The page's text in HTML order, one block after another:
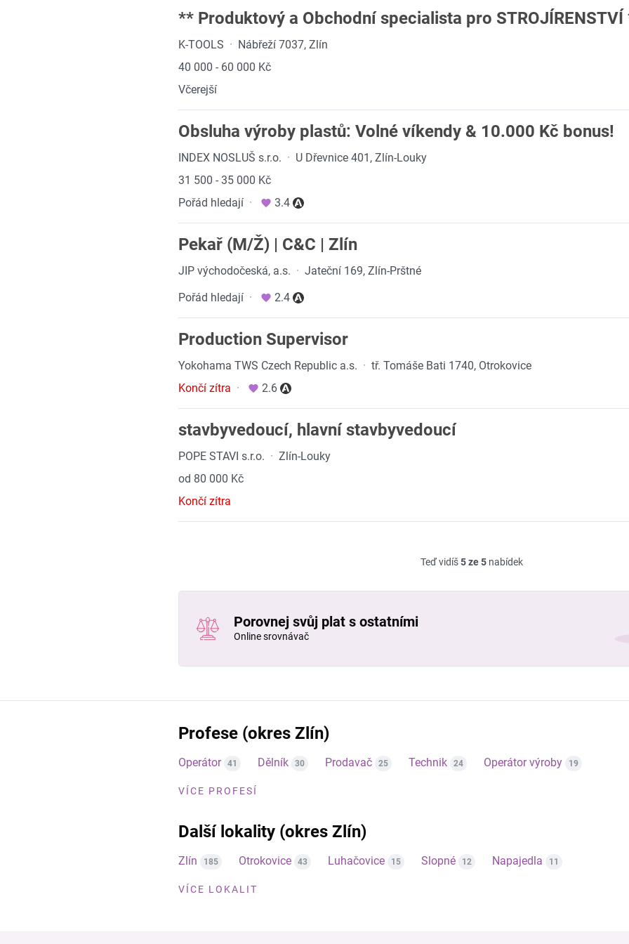
** Produktový a Obchodní specialista pro STROJÍRENSTVÍ
K-TOOLS · Nábřeží 7037, Zlín
40 000 - 60 000 Kč
Včerejší
Obsluha výroby plastů: Volné víkendy & 10.000 Kč bonus!
INDEX NOSLUŠ s.r.o. · U Dřevnice 401, Zlín-Louky
31 500 - 35 000 Kč
Pořád hledají · 3.4
Pekař (M/Ž) | C&C | Zlín
JIP východočeská, a.s. · Jateční 169, Zlín-Prštné
Pořád hledají · 2.4
Production Supervisor
Yokohama TWS Czech Republic a.s. · tř. Tomáše Bati 1740, Otrokovice
Končí zítra · 2.6
stavbyvedoucí, hlavní stavbyvedoucí
POPE STAVI s.r.o. · Zlín-Louky
od 80 000 Kč
Končí zítra
Teď vidíš5 ze 5 nabídek
Porovnej svůj plat s ostatními
Online srovnávač
Profese (okres Zlín)
Operátor 41 Dělník 30 Prodavač 25 Technik 24 Operátor výroby 19
VÍCE PROFESÍ
Další lokality (okres Zlín)
Zlín 185 Otrokovice 43 Luhačovice 15 Slopné 12 Napajedla 11
VÍCE LOKALIT